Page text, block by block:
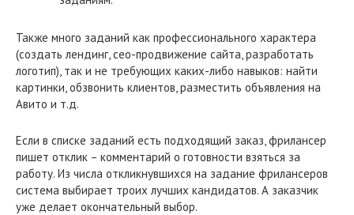
Также много заданий как профессионального характера
(создать лендинг, сео-продвижение сайта, разработать
логотип), так и не требующих каких-либо навыков: найти
картинки, обзвонить клиентов, разместить объявления на
Авито и т.д.
Если в списке заданий есть подходящий заказ, фрилансер
пишет отклик – комментарий о готовности взяться за
работу. Из числа откликнувшихся на задание фрилансеров
система выбирает троих лучших кандидатов. А заказчик
уже делает окончательный выбор.